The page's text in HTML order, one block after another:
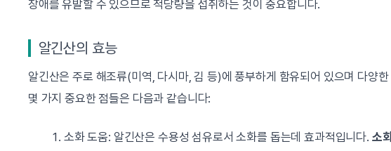
장애를 유발할 수 있으므로 적당량을 섭취하는 것이 중요합니다.
알긴산의 효능
알긴산은 주로 해조류(미역, 다시마, 김 등)에 풍부하게 함유되어 있으며 다양
몇 가지 중요한 점들은 다음과 같습니다:
소화 도움: 알긴산은 수용성 섬유로서 소화를 돕는데 효과적입니다. 소